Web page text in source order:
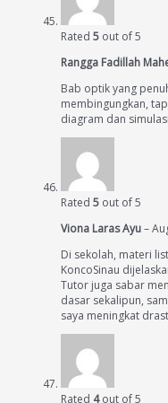
Rated 5 out of 5
Rangga Fadillah
Bab optik yang
membingungkan,
diagram dan
Rated 5 out of 5
Viona Laras Ayu–
Di sekolah, materi
KoncoSinau
Tutor juga sabar
dasar sekalipun,
saya meningkat
Rated 4out of 5